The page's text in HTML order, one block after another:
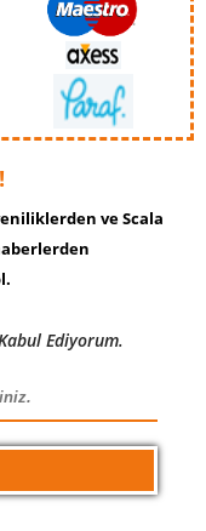
ve Scala
Ediyorum.